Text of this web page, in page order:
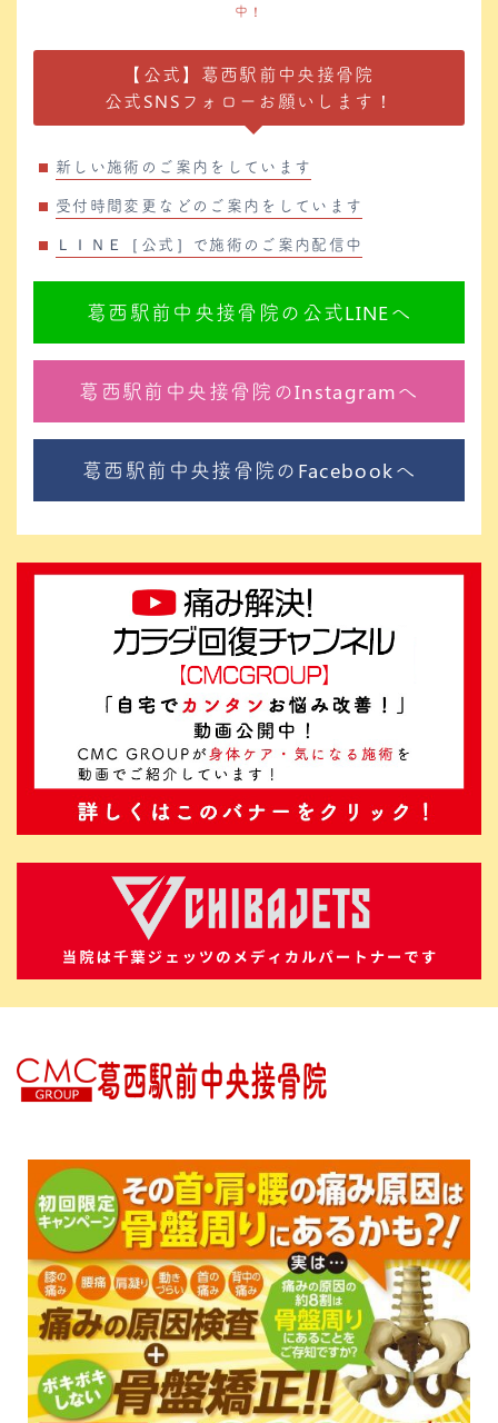
中！
【公式】葛西駅前中央接骨院
公式SNSフォローお願いします！
新しい施術のご案内をしています
受付時間変更などのご案内をしています
ＬＩＮＥ［公式］で施術のご案内配信中
葛西駅前中央接骨院の公式LINEへ
葛西駅前中央接骨院のInstagramへ
葛西駅前中央接骨院のFacebookへ